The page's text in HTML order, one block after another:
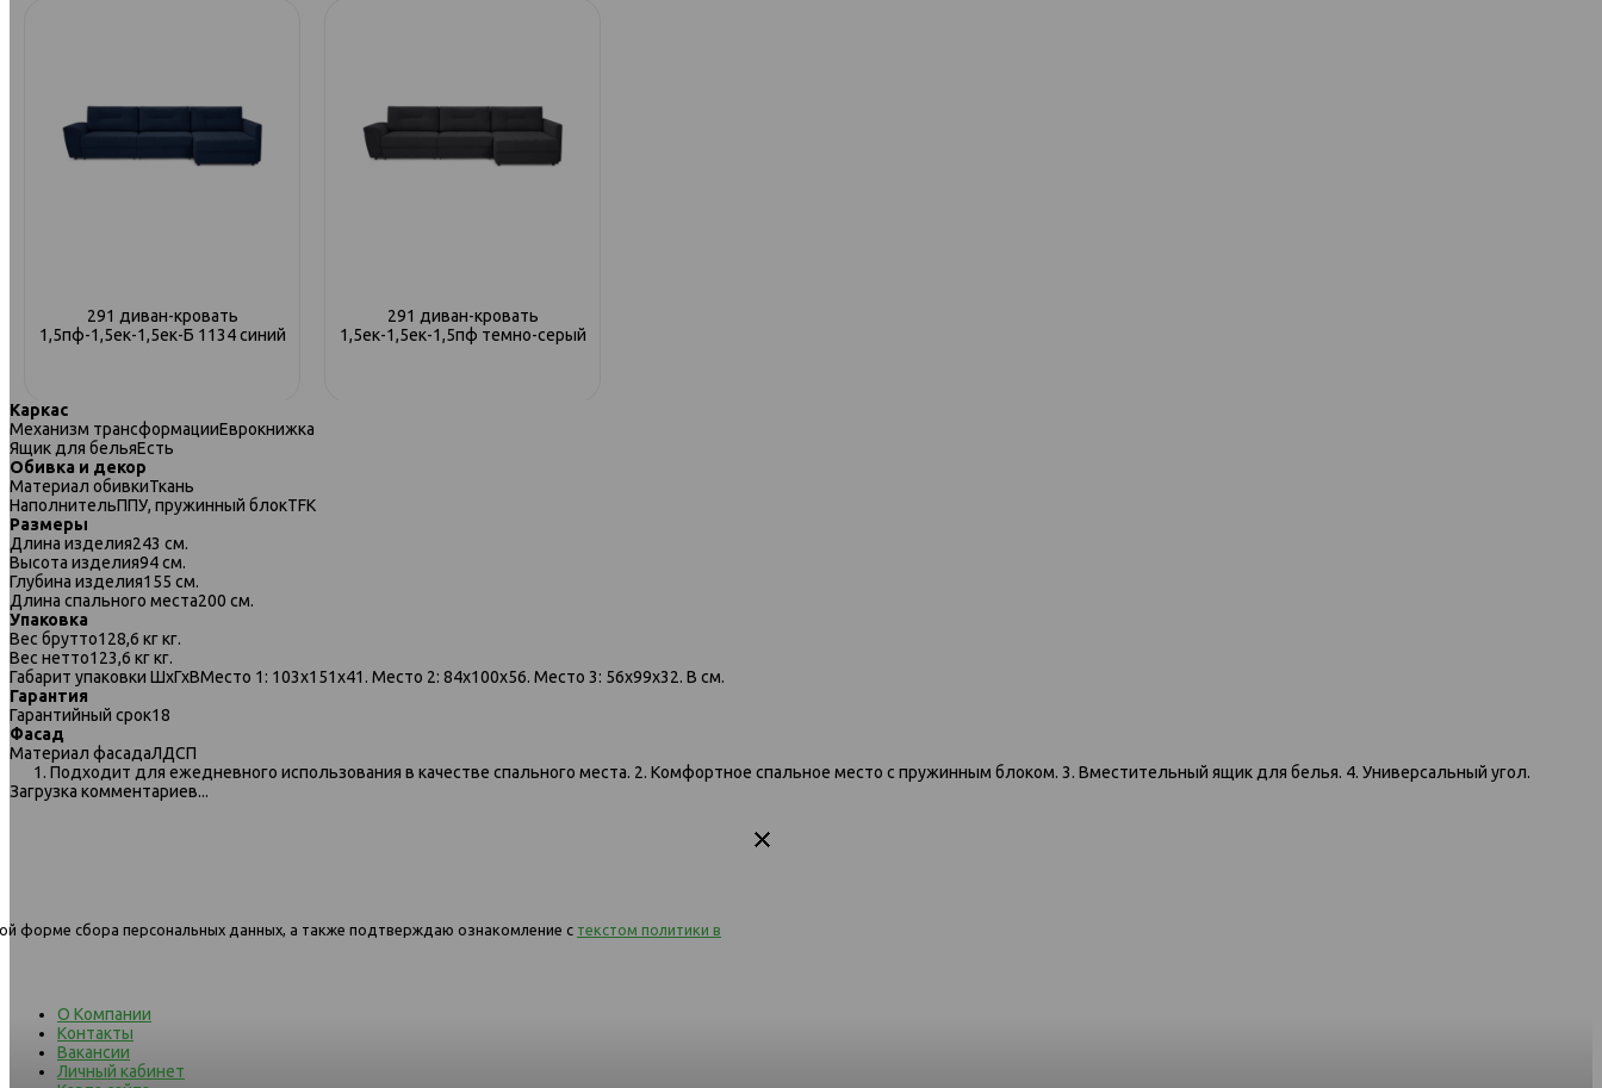
291 диван-кровать
1,5пф-1,5ек-1,5ек-Б 1134 синий
291 диван-кровать
1,5ек-1,5ек-1,5пф темно-серый
291 диван-кровать 1,5ек-1,5пф
1121-темно-серый
Каркас
Механизм трансформацииЕврокнижка
Ящик для бельяЕсть
Обивка и декор
Материал обивкиТкань
НаполнительППУ, пружинный блокTFK
Размеры
Длина изделия243 см.
Высота изделия94 см.
Глубина изделия155 см.
Длина спального места200 см.
Упаковка
Вес брутто128,6 кг кг.
Вес нетто123,6 кг кг.
Габарит упаковки ШхГхВМесто 1: 103х151х41. Место 2: 84х100х56. Место 3: 56х99х32. В см.
Гарантия
Гарантийный срок18
Фасад
Материал фасадаЛДСП
1. Подходит для ежедневного использования в качестве спального места. 2. Комфортное спальное место с пружинным блоком. 3. Вместительный ящик для белья. 4. Универсальный угол.
Загрузка комментариев...
форме сбора персональных данных, а также подтверждаю ознакомление с текстом политики в
О Компании
Контакты
Вакансии
Личный кабинет